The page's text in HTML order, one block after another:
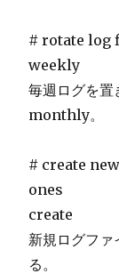
# rotate log
weekly
毎週ログを
monthly。
# create
ones
create
新規ログファ
る。